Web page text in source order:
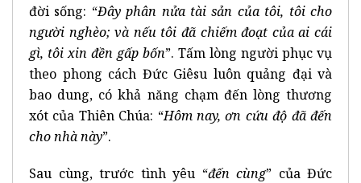
đời sống: “Đây phân nửa tài sản của tôi, tôi cho
người nghèo; và nếu tôi đã chiếm đoạt của ai cái
gì, tôi xin đền gấp bốn”. Tấm lòng người phục vụ
theo phong cách Đức Giêsu luôn quảng đại và
bao dung, có khả năng chạm đến lòng thương
xót của Thiên Chúa: “Hôm nay, ơn cứu độ đã đến
cho nhà này”.
Sau cùng, trước tình yêu “đến cùng” của Đức